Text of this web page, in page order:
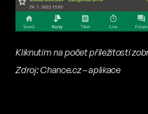
Kliknutím na počet příležitostí
Zdroj: Chance.cz – aplikace